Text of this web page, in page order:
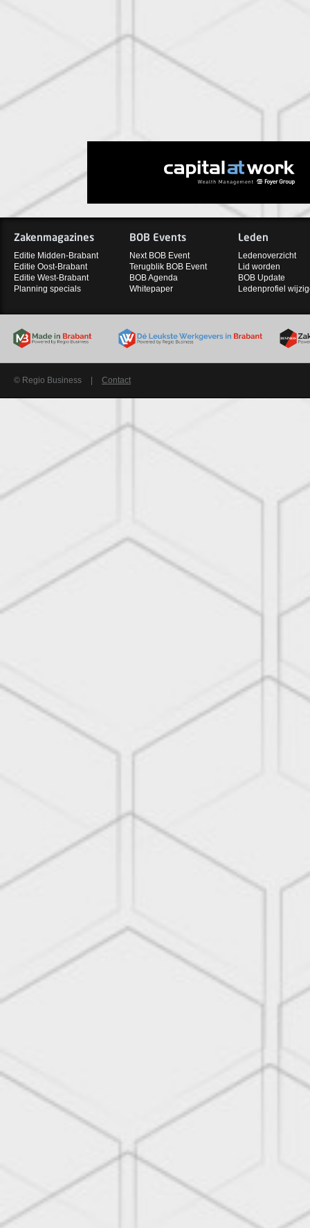
Zakenmagazines
Editie Midden-Brabant
Editie Oost-Brabant
Editie West-Brabant
Planning specials
BOB Events
Next BOB Event
Terugblik BOB Event
BOB Agenda
Whitepaper
Leden
Ledenoverzicht
Lid worden
BOB Update
Ledenprofiel
© Regio Business Contact